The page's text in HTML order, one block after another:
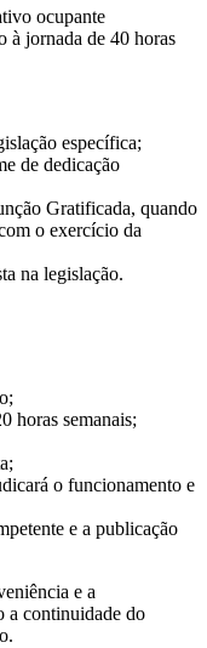
ocupante
à jornada de 40 horas
específica;
de dedicação
Gratificada, quando
o exercício da
na legislação.
horas semanais;
o funcionamento e
e a publicação
e a
a continuidade do